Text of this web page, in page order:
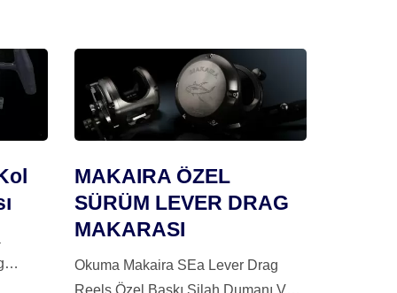
MAKAIRA ÖZEL
SÜRÜM LEVER DRAG
MAKARASI
Okuma Makaira SEa Lever Drag
Reels Özel Baskı Silah Dumanı Ve